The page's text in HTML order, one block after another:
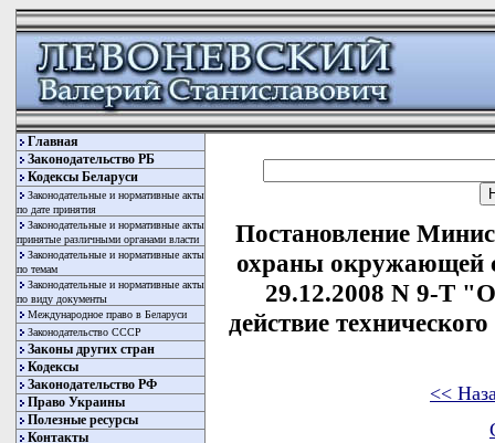
Главная
Законодательство РБ
Кодексы Беларуси
Законодательные и нормативные акты
по дате принятия
Законодательные и нормативные акты
принятые различными органами власти
Законодательные и нормативные акты
по темам
Законодательные и нормативные акты
по виду документы
Международное право в Беларуси
Законодательство СССР
Законы других стран
Кодексы
Законодательство РФ
Право Украины
Полезные ресурсы
Контакты
Постановление
охраны окружающей
29.12.2008 N 9-Т
действие
<<